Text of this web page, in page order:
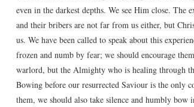
even in the darkest depths. We see Him close. The
and their bribers are not far from us either, but
us. We have been called to speak about this
frozen and numb by fear; we should encourage
warlord, but the Almighty who is healing through
Bowing before our resurrected Saviour is the only
them, we should also take silence and humbly